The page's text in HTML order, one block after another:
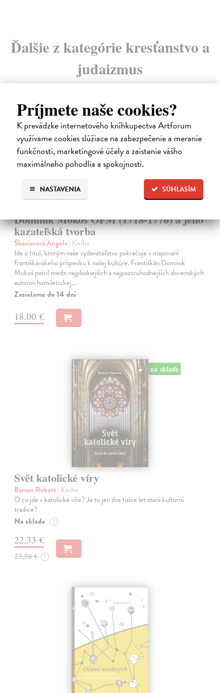
Príjmete naše cookies?
K prevádzke internetového kníhkupectva Artforum
využívame cookies slúžiace na zabezpečenie a meranie
funkčnosti, marketingové účely a zaistenie vášho
maximálneho pohodlia a spokojnosti.
SÚHLASÍM
NASTAVENIA
Ďalšie z kategórie kresťanstvo a
judaizmus
Dominik Mokoš OFM (1718-1776) a jeho
kazateľská tvorba
Škovierová Angela| Kniha
Ide o titul, ktorým naše vydavateľstvo pokračuje v mapovaní
františkánskeho príspevku k našej kultúre. Františkán Dominik
Mokoš patril medzi najplodnejších a najpozoruhodnejších slovenských
autorov homiletickej…
Zasielame do 14 dní
18,00 €
na sklade
Svět katolické víry
Barron Robert| Kniha
O co jde v katolické víře? Je to jen dva tisíce let stará kulturní
tradice?
Na sklade ?
22,33 €
23,50 € ?